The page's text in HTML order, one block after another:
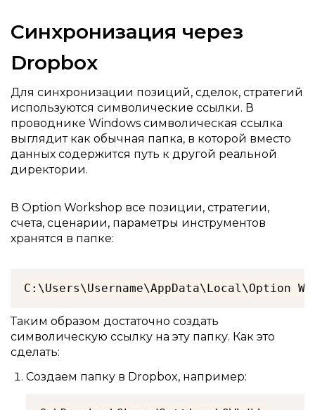
Синхронизация через
Dropbox
Для синхронизации позиций, сделок, стратегий
используются символические ссылки. В
проводнике Windows символическая ссылка
выглядит как обычная папка, в которой вместо
данных содержится путь к другой реальной
директории.
В Option Workshop все позиции, стратегии,
счета, сценарии, параметры инструментов
хранятся в папке:
C:\Users\Username\AppData\Local\Option
Таким образом достаточно создать
символическую ссылку на эту папку. Как это
сделать:
Создаем папку в Dropbox, например: